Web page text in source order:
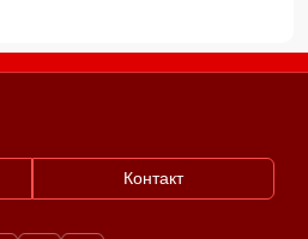
Контакт